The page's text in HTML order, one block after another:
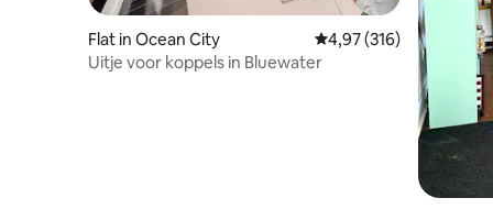
Flat in Ocean City Gemiddelde
4,97 (316)
Uitje voor koppels in Bluewater